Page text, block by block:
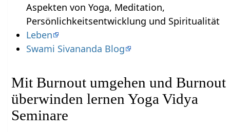
Aspekten von Yoga, Meditation,
Persönlichkeitsentwicklung und Spiritualität
Leben
Swami Sivananda Blog
Mit Burnout umgehen und Burnout
überwinden lernen Yoga Vidya
Seminare